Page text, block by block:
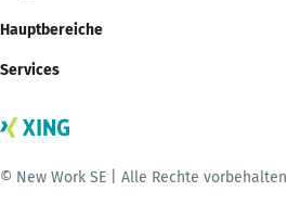
Hauptbereiche
Services
© New Work SE | Alle Rechte vorbehalten